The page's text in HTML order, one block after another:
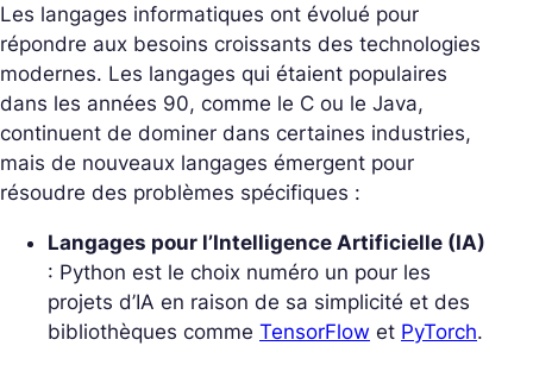
Les langages informatiques ont évolué pour
répondre aux besoins croissants des technologies
modernes. Les langages qui étaient populaires
dans les années 90, comme le C ou le Java,
continuent de dominer dans certaines industries,
mais de nouveaux langages émergent pour
résoudre des problèmes spécifiques :
Langages pour l’Intelligence Artificielle (IA)
: Python est le choix numéro un pour les
projets d’IA en raison de sa simplicité et des
bibliothèques comme TensorFlow et PyTorch.